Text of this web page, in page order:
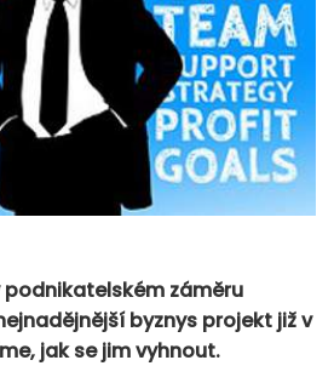
podnikatelském záměru
byznys projekt již v
jak se jim vyhnout.